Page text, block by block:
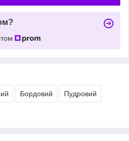
Бордовий Пудровий